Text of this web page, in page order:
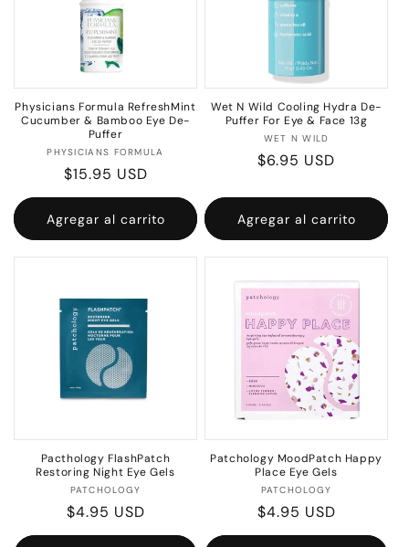
Physicians Formula RefreshMint
Cucumber & Bamboo Eye De-
Puffer
Proveedor:
PHYSICIANS FORMULA
Precio
habitual
$15.95 USD
Agregar al carrito
Wet N Wild Cooling Hydra De-
Puffer For Eye & Face 13g
Proveedor:
WET N WILD
Precio
$6.95 USD
Agregar al carrito
Pacthology FlashPatch
Restoring Night Eye Gels
Proveedor:
PATCHOLOGY
Precio
habitual
$4.95 USD
Patchology MoodPatch Happy
Place Eye Gels
Proveedor:
PATCHOLOGY
Precio
habitual
$4.95 USD